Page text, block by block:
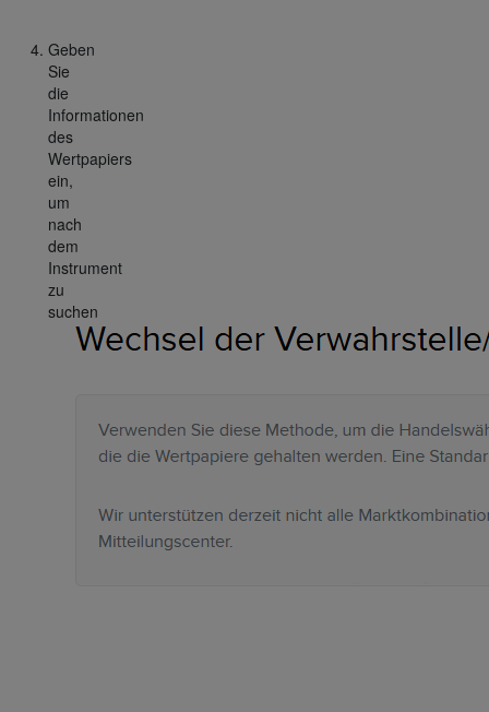
Geben
Sie
die
Informationen
des
Wertpapiers
ein,
um
nach
dem
Instrument
zu
suchen